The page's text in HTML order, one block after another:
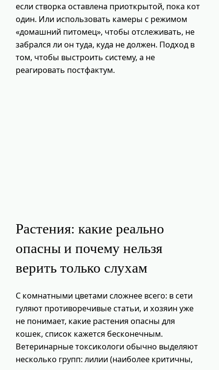
если створка оставлена приоткрытой, пока кот
один. Или использовать камеры с режимом
«домашний питомец», чтобы отслеживать, не
забрался ли он туда, куда не должен. Подход в
том, чтобы выстроить систему, а не
реагировать постфактум.
Растения: какие реально
опасны и почему нельзя
верить только слухам
С комнатными цветами сложнее всего: в сети
гуляют противоречивые статьи, и хозяин уже
не понимает, какие растения опасны для
кошек, список кажется бесконечным.
Ветеринарные токсикологи обычно выделяют
несколько групп: лилии (наиболее критичны,